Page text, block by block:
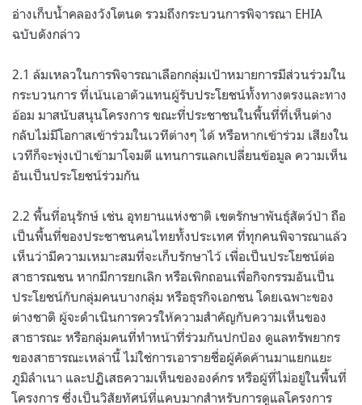
อ่างเก็บน้ำคลองวังโตนด รวมถึงกระบวนการพิจารณา EHIA
ฉบับดังกล่าว
2.1 ล้มเหลวในการพิจารณาเลือกกลุ่มเป้าหมายการมีส่วนร่วมใน
กระบวนการ ที่เน้นเอาตัวแทนผู้รับประโยชน์ทั้งทางตรงและทาง
อ้อม มาสนับสนุนโครงการ ขณะที่ประชาชนในพื้นที่ที่เห็นต่าง
กลับไม่มีโอกาสเข้าร่วมในเวทีต่างๆ ได้ หรือหากเข้าร่วม เสียงใน
เวทีก็จะพุ่งเป้าเข้ามาโจมตี แทนการแลกเปลี่ยนข้อมูล ความเห็น
อันเป็นประโยชน์ร่วมกัน
2.2 พื้นที่อนุรักษ์ เช่น อุทยานแห่งชาติ เขตรักษาพันธุ์สัตว์ป่า ถือ
เป็นพื้นที่ของประชาชนคนไทยทั้งประเทศ ที่ทุกคนพิจารณาแล้ว
เห็นว่ามีความเหมาะสมที่จะเก็บรักษาไว้ เพื่อเป็นประโยชน์ต่อ
สาธารณชน หากมีการยกเลิก หรือเพิกถอนเพื่อกิจกรรมอันเป็น
ประโยชน์กับกลุ่มคนบางกลุ่ม หรือธุรกิจเอกชน โดยเฉพาะของ
ต่างชาติ ผู้จะดำเนินการควรให้ความสำคัญกับความเห็นของ
สาธารณะ หรือกลุ่มคนที่ทำหน้าที่ร่วมกันปกป้อง ดูแลทรัพยากร
ของสาธารณะเหล่านี้ ไม่ใช่การเอารายชื่อผู้คัดค้านมาแยกแยะ
ภูมิลำเนา และปฏิเสธความเห็นขององค์กร หรือผู้ที่ไม่อยู่ในพื้นที่
โครงการ ซึ่งเป็นวิสัยทัศน์ที่แคบมากสำหรับการดูแลโครงการ